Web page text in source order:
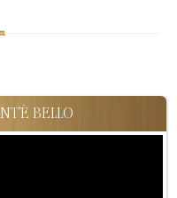
BELLO